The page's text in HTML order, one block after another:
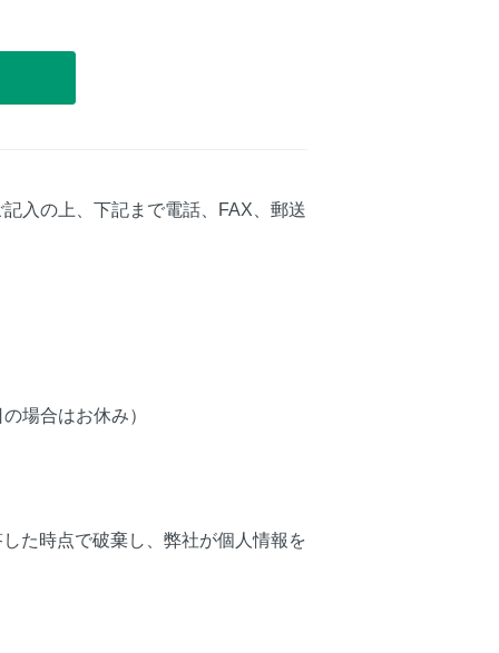
入の上、下記まで電話、FAX、郵送
場合はお休み）
た時点で破棄し、弊社が個人情報を